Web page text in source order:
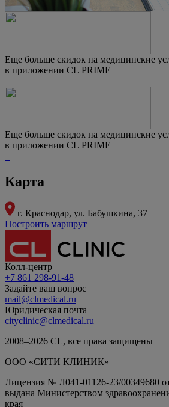
Еще больше скидок на медицинские
в приложении CL PRIME
Еще больше скидок на медицинские
в приложении CL PRIME
Карта
г. Краснодар, ул. Бабушкина, 37
Построить маршрут
Колл-центр
+7 861 298-91-48
Задайте ваш вопрос
mail@clmedical.ru
Юридическая почта
cityclinic@clmedical.ru
2008–2026 СL, все права защищены
ООО «СИТИ КЛИНИК»
Лицензия № Л041-01126-23/00349680
выдана Министерством
края